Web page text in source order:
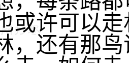
或许可以
，还有那